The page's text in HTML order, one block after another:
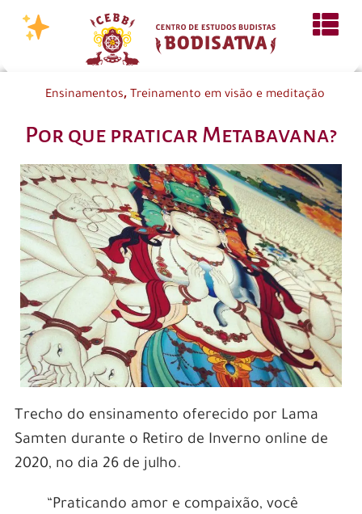
Ensinamentos, Treinamento em visão e meditação
Por que praticar Metabavana?
Trecho do ensinamento oferecido por Lama
Samten durante o Retiro de Inverno online de
2020, no dia 26 de julho.
“Praticando amor e compaixão, você